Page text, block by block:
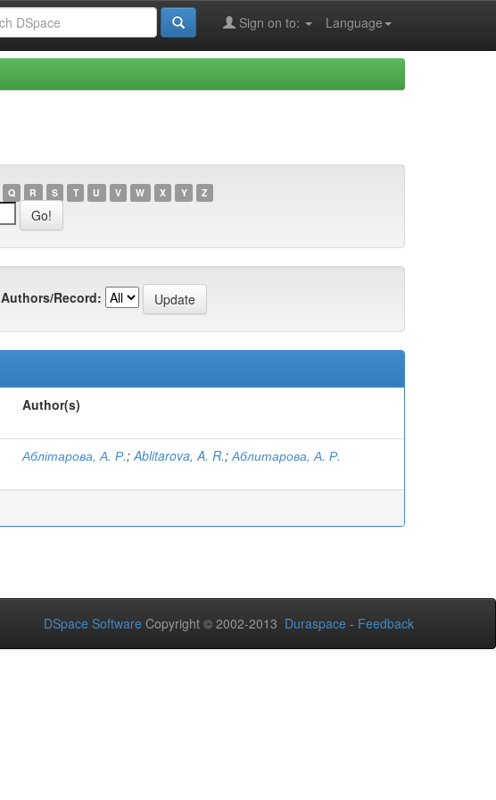
Language
Sign on to:
Q R S T U V W X Y Z
Authors/Record:
Author(s)
Аблітарова, А. Р.;Ablitarova, A. R.;Аблитарова, А. Р.
DSpace Software Copyright © 2002-2013 Duraspace - Feedback